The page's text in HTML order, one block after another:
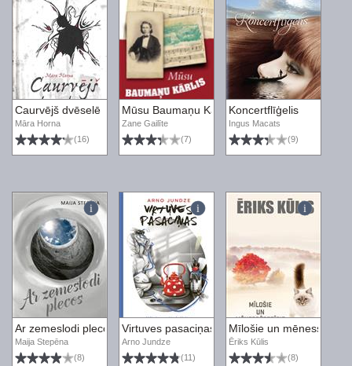
Caurvējš dvēselē
Māra Horna
(16)
Mūsu Baumaņu Kārlis
Zane Gailīte
(7)
Koncertflīģelis
Ingus Macats
(9)
Ar zemeslodi plecos
Maija Stepēna
(8)
Virtuves pasaciņas
Arno Jundze
(11)
Mīlošie un
Ēriks Kūlis
(8)